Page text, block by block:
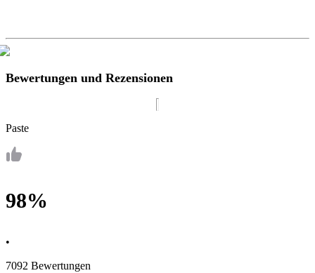
Bewertungen und Rezensionen
Paste
98%
•
7092 Bewertungen